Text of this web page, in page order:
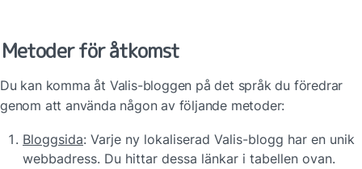
Metoder för åtkomst
Du kan komma åt Valis-bloggen på det språk du föredrar
genom att använda någon av följande metoder:
Bloggsida: Varje ny lokaliserad Valis-blogg har en unik
webbadress. Du hittar dessa länkar i tabellen ovan.